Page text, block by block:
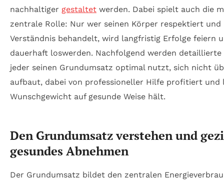
nachhaltiger gestaltet werden. Dabei spielt auch die
zentrale Rolle: Nur wer seinen Körper respektiert
Verständnis behandelt, wird langfristig Erfolge feiern
dauerhaft loswerden. Nachfolgend werden
jeder seinen Grundumsatz optimal nutzt, sich nicht
aufbaut, dabei von professioneller Hilfe profitiert und
Wunschgewicht auf gesunde Weise hält.
Den Grundumsatz verstehen und
gesundes Abnehmen
Der Grundumsatz bildet den zentralen